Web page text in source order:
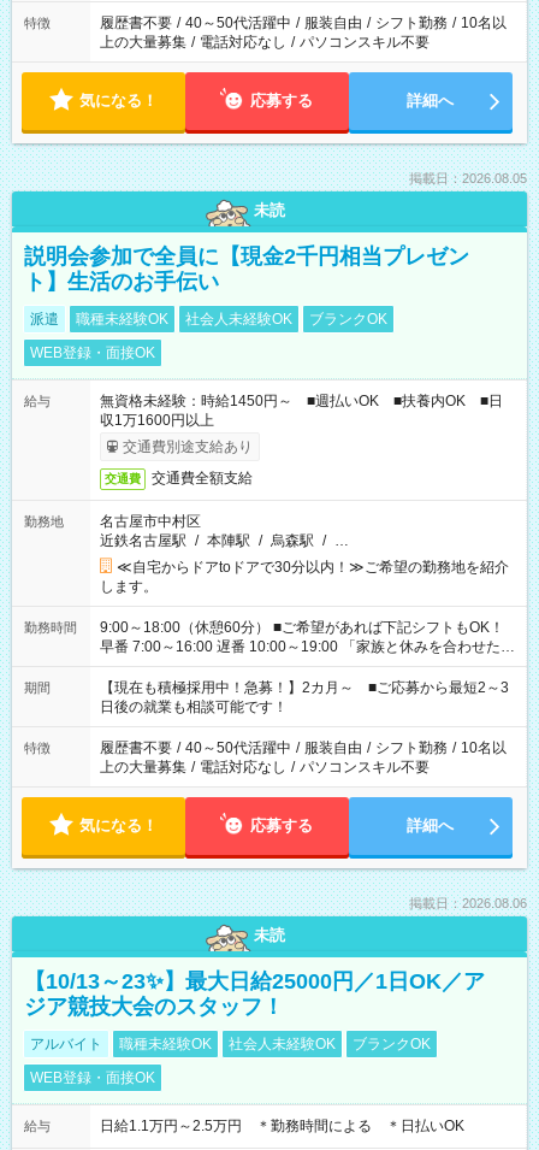
合は応募できません。
特徴 履歴書不要 / 40～50代活躍中 / 服装自由 / シフト勤務 / 10名以
上の大量募集 / 電話対応なし / パソコンスキル不要
気になる！ 応募する 詳細へ
掲載日：2026.08.05
未読
説明会参加で全員に【現金2千円相当プレゼン
ト】生活のお手伝い
派遣 職種未経験OK 社会人未経験OK
ブランクOK
WEB登録・面接OK
給与
無資格未経験：時給1450円～ ■週払いOK ■扶養内OK ■日
収1万1600円以上
交通費別途支給あり
交通費 交通費全額支給
勤務地
名古屋市中村区
近鉄名古屋駅 / 本陣駅 / 烏森駅 / …
≪自宅からドアtoドアで30分以内！≫ご希望の勤務地を紹介
します。
勤務時間
9:00～18:00（休憩60分） ■ご希望があれば下記シフトもOK！
早番 7:00～16:00 遅番 10:00～19:00 「家族と休みを合わせた
い」 「余裕を持って夕飯の準備がしたい」 「できれば残業はし
たくない」 など、ご希望を教えてくださいね。 ※Wワーク希望
の方へ 今ご覧のお仕事で希望する勤務時間と、もう1つのお仕事
の勤務時間。 合計で週40時間を超える場合は応募できません。
期間
【現在も積極採用中！急募！】2カ月～ ■ご応募から最短2～3
日後の就業も相談可能です！
特徴 履歴書不要 / 40～50代活躍中 / 服装自由 / シフト勤務 / 10名以
上の大量募集 / 電話対応なし / パソコンスキル不要
気になる！ 応募する 詳細へ
掲載日：2026.08.06
未読
【10/13～23✨】最大日給25000円／1日OK／ア
ジア競技大会のスタッフ！
アルバイト 職種未経験OK 社会人未経験OK
ブランクOK
WEB登録・面接OK
給与 日給1.1万円～2.5万円 ＊勤務時間による ＊日払いOK